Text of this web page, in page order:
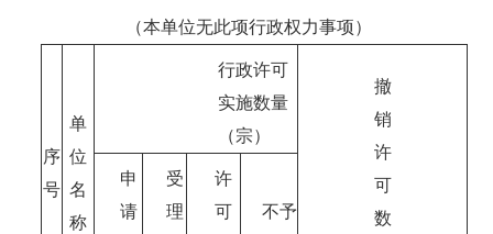
（本单位无此项行政权力事项）
序
号
单
位
名
称
行政许可
实施数量
（宗）
撤
销
许
可
数
申
请
受
理
许
可
不予